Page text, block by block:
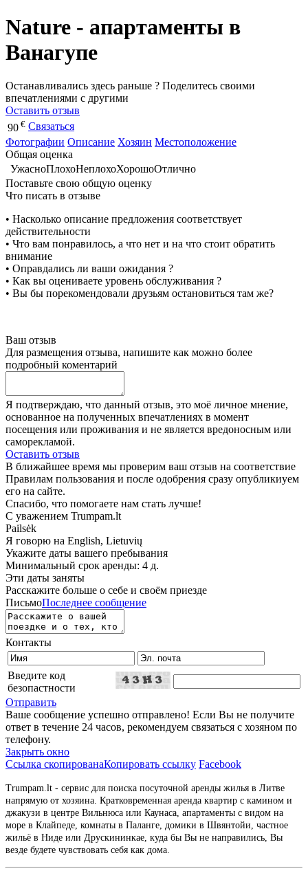
Nature - апартаменты в
Ванагупе
Останавливались здесь раньше ? Поделитесь своими
впечатлениями с другими
Оставить отзыв
90 € Связаться
Фотографии Описание Хозяин Местоположение
Общая оценка
УжасноПлохоНеплохоХорошоОтлично
Поставьте свою общую оценку
Что писать в отзыве
• Насколько описание предложения соответствует
действительности
• Что вам понравилось, а что нет и на что стоит обратить
внимание
• Оправдались ли ваши ожидания ?
• Как вы оцениваете уровень обслуживания ?
• Вы бы порекомендовали друзьям остановиться там же?
Ваш отзыв
Для размещения отзыва, напишите как можно более
подробный коментарий
Я подтверждаю, что данный отзыв, это моё личное мнение,
основанное на полученных впечатлениях в момент
посещения или проживания и не является вредоносным или
саморекламой.
Оставить отзыв
В ближайшее время мы проверим ваш отзыв на соответствие
Правилам пользования и после одобрения сразу опубликиуем
его на сайте.
Спасибо, что помогаете нам стать лучше!
С уважением Trumpam.lt
Pailsėk
Я говорю на English, Lietuvių
Укажите даты вашего пребывания
Минимальный срок аренды: 4 д.
Эти даты заняты
Расскажите больше о себе и своём приезде
ПисьмоПоследнее сообщение
Контакты
Введите код
безопастности
Отправить
Ваше сообщение успешно отправлено! Если Вы не получите
ответ в течение 24 часов, рекомендуем связаться с хозяном по
телефону.
Закрыть окно
Ссылка скопированаКопировать ссылку Facebook
Trumpam.lt - сервис для поиска посуточной аренды жилья в Литве
напрямую от хозяина. Кратковременная аренда квартир с камином и
джакузи в центре Вильнюса или Каунаса, апартаменты с видом на
море в Клайпеде, комнаты в Паланге, домики в Швянтойи, частное
жильё в Ниде или Друскининкае, куда бы Вы не направились, Вы
везде будете чувствовать себя как дома.